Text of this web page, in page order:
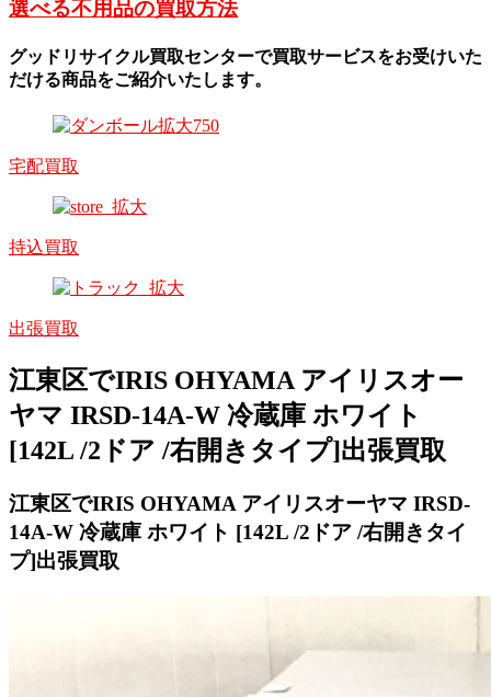
選べる不用品の買取方法
グッドリサイクル買取センターで買取サービスをお受けいた
だける商品をご紹介いたします。
宅配買取
持込買取
出張買取
江東区でIRIS OHYAMA アイリスオー
ヤマ IRSD-14A-W 冷蔵庫 ホワイト
[142L /2ドア /右開きタイプ]出張買取
江東区でIRIS OHYAMA アイリスオーヤマ IRSD-
14A-W 冷蔵庫 ホワイト [142L /2ドア /右開きタイ
プ]出張買取